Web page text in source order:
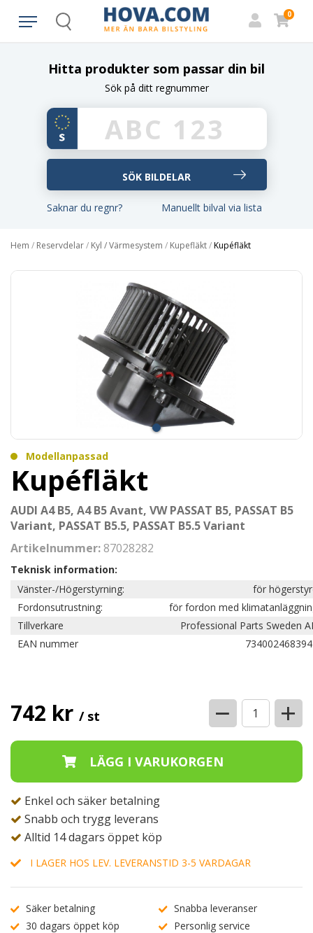
Search
0
Hitta produkter som passar din bil
Sök på ditt regnummer
Saknar du regnr? Manuellt bilval via lista
Hem / Reservdelar/ Kyl / Värmesystem / Kupefläkt/Kupéfläkt
Modellanpassad
Kupéfläkt
AUDI A4 B5, A4 B5 Avant, VW PASSAT B5, PASSAT B5
Variant, PASSAT B5.5, PASSAT B5.5 Variant
Artikelnummer: 87028282
Teknisk information:
Vänster-/Högerstyrning:
för
Fordonsutrustning:
för fordon med
Tillverkare
Professional Parts Sweden
EAN nummer
742 kr / st − +
Enkel och säker betalning
Snabb och trygg leverans
Alltid 14 dagars öppet köp
I LAGER HOS LEV. LEVERANSTID 3-5 VARDAGAR
Säker betalning
Snabba leveranser
30 dagars öppet köp
Personlig service